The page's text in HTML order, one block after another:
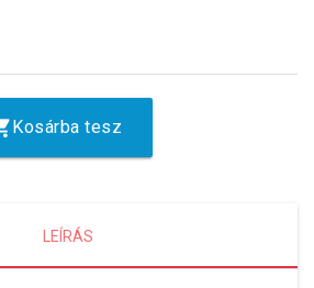
Kosárba tesz
LEÍRÁS